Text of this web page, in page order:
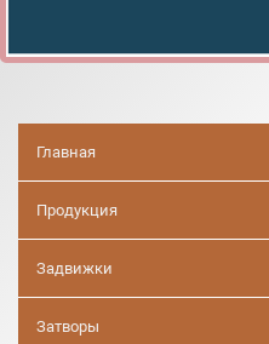
Главная
Продукция
Задвижки
Затворы